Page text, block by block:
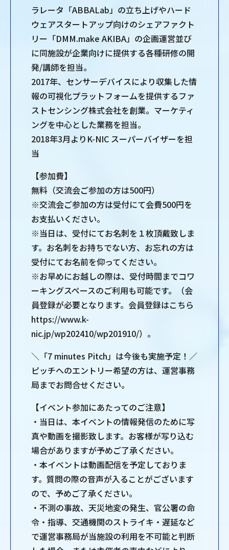
ラレータ「ABBALab」の立ち上げやハード
ウェアスタートアップ向けのシェアファクト
リー「DMM.make AKIBA」の企画運営並び
に同施設が企業向けに提供する各種研修の開
発/講師を担当。
2017年、センサーデバイスにより収集した情
報の可視化プラットフォームを提供するファ
ストセンシング株式会社を創業。マーケティ
ングを中心とした業務を担当。
2018年3月よりK-NIC スーパーバイザーを担
当
【参加費】
無料（交流会ご参加の方は500円）
※交流会ご参加の方は受付にて会費500円を
お支払いください。
※当日は、受付にてお名刺を１枚頂戴致しま
す。お名刺をお持ちでない方、お忘れの方は
受付にてお名前を仰ってください。
※お早めにお越しの際は、受付時間までコワ
ーキングスペースのご利用も可能です。（会
員登録が必要となります。会員登録はこちら
https://www.k-
nic.jp/wp202410/wp201910/）。
＼「7 minutes Pitch」は今後も実施予定！／
ピッチへのエントリー希望の方は、運営事務
局までお問合せください。
【イベント参加にあたってのご注意】
・当日は、本イベントの情報発信のために写
真や動画を撮影致します。お客様が写り込む
場合がありますが予めご了承ください。
・本イベントは動画配信を予定しておりま
す。質問の際の音声が入ることがございます
ので、予めご了承ください。
・不測の事故、天災地変の発生、官公署の命
令・指導、交通機関のストライキ・遅延など
で運営事務局が当施設の利用を不可能と判断